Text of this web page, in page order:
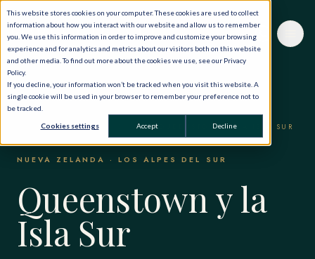
This website stores cookies on your computer. These cookies are used to collect
information about how you interact with our website and allow us to remember
you. We use this information in order to improve and customize your browsing
experience and for analytics and metrics about our visitors both on this website
and other media. To find out more about the cookies we use, see our Privacy
Policy.
If you decline, your information won’t be tracked when you visit this website. A
single cookie will be used in your browser to remember your preference not to
be tracked.
Cookies settings Accept Decline
EL MUNDO, EN PRIVADO·
AUSTRALIA Y NUEVA ZELANDA· QUEENSTOWN Y LA ISLA SUR
NUEVA ZELANDA · LOS ALPES DEL SUR
Queenstown y la
Isla Sur